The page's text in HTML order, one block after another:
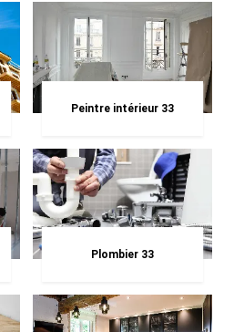
Peintre intérieur 33
Plombier 33